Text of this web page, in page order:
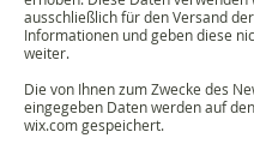
ausschließlich für den Versand
Informationen und geben diese
weiter.
Die von Ihnen zum Zwecke des
eingegeben Daten werden auf
wix.com gespeichert.